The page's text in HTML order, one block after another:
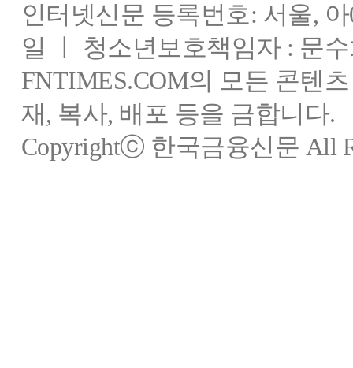
인터넷신문 등록번호: 서울,
일 ㅣ 청소년보호책임자 : 문
FNTIMES.COM의 모든 콘텐
재, 복사, 배포 등을 금합니다.
Copyrightⓒ 한국금융신문 All